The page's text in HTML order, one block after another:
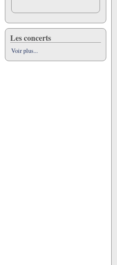
Les concerts
Voir plus...